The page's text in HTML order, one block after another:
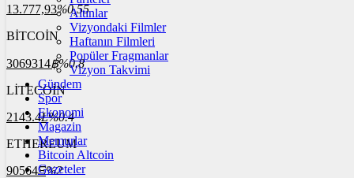
13.777,93%0,55
BİTCOİN
3069314฿%0.8
LİTECOİN
2143.4Ł%0.4
ETHEREUM
90564Ξ%2
Altınlar
Vizyondaki Filmler
Haftanın Filmleri
Popüler Fragmanlar
Vizyon Takvimi
Gündem
Spor
Ekonomi
Magazin
Memurlar
Bitcoin Altcoin
Gazeteler